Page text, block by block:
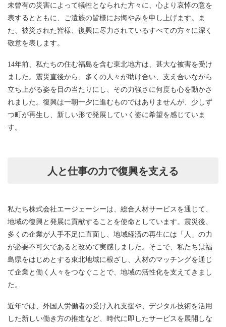
未曾有の災害によって犠牲となられた方々に、心より哀悼の意を
表するとともに、ご遺族の皆様にお悔やみを申し上げます。ま
た、被災された皆様、復興に尽力されているすべての方々に深く
敬意を表します。
14年前、私たちの住む福島を含む東北地方は、甚大な被害を受け
ました。震災直後から、多くの人々が助け合い、支え合いながら
立ち上がる姿を目の当たりにし、その力強さに何度も心を動かさ
れました。復興は一朝一夕に進むものではありませんが、少しず
つ町が再生し、新しい形で発展していく姿に希望を感じていま
す。
人と仕事の力で復興を支える
私たち株式会社エージェーシーは、総合人材サービスを通じて、
地域の復興と発展に貢献することを使命としています。震災後、
多くの企業が人手不足に直面し、地域経済の再生には「人」の力
が必要不可欠であると改めて実感しました。そこで、私たちは福
島県をはじめとする東北地域に根ざし、人材のマッチングを通じ
て企業と働く人々をつなぐことで、地域の活性化を支えてきまし
た。
近年では、外国人労働者の受け入れ支援や、デジタル技術を活用
した新しい働き方の推進など、時代に即したサービスを展開しな